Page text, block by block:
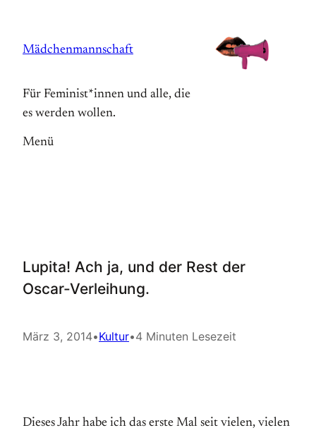
springen
Mädchenmannschaft
Für Feminist*innen und alle, die
es werden wollen.
Menü
Lupita! Ach ja, und der Rest der
Oscar-Verleihung.
März 3, 2014•Kultur•4 Minuten Lesezeit
Dieses Jahr habe ich das erste Mal seit vielen, vielen